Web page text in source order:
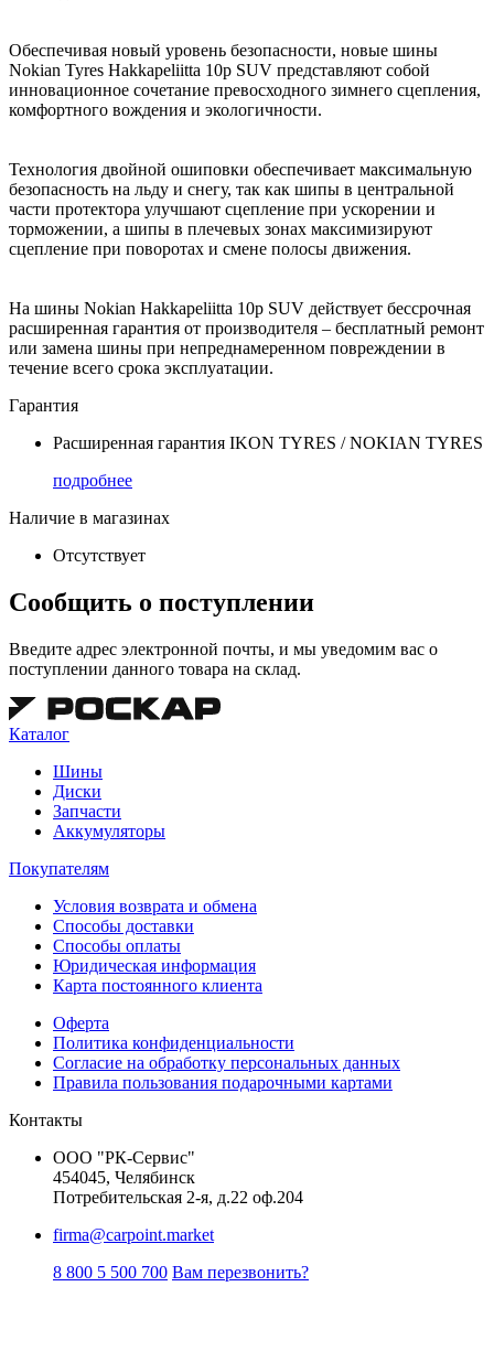
Обеспечивая новый уровень безопасности, новые шины
Nokian Tyres Hakkapeliitta 10p SUV представляют собой
инновационное сочетание превосходного зимнего сцепления,
комфортного вождения и экологичности.
Технология двойной ошиповки обеспечивает максимальную
безопасность на льду и снегу, так как шипы в центральной
части протектора улучшают сцепление при ускорении и
торможении, а шипы в плечевых зонах максимизируют
сцепление при поворотах и смене полосы движения.
На шины Nokian Hakkapeliitta 10p SUV действует бессрочная
расширенная гарантия от производителя – бесплатный ремонт
или замена шины при непреднамеренном повреждении в
течение всего срока эксплуатации.
Гарантия
Расширенная гарантия IKON TYRES / NOKIAN TYRES
подробнее
Наличие в магазинах
Отсутствует
Сообщить о поступлении
Введите адрес электронной почты, и мы уведомим вас о
поступлении данного товара на склад.
Каталог
Шины
Диски
Запчасти
Аккумуляторы
Покупателям
Условия возврата и обмена
Способы доставки
Способы оплаты
Юридическая информация
Карта постоянного клиента
Оферта
Политика конфиденциальности
Согласие на обработку персональных данных
Правила пользования подарочными картами
Контакты
ООО "РК-Сервис"
454045, Челябинск
Потребительская 2-я, д.22 оф.204
firma@carpoint.market
8 800 5 500 700 Вам перезвонить?